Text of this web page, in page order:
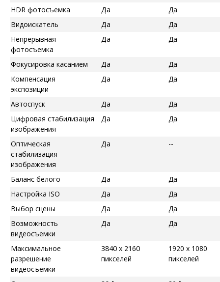
HDR фотосъемка Да
Да
Видоискатель
Да
Да
Непрерывная
фотосъемка
Да Да
Фокусировка касанием Да
Да
Компенсация
экспозиции
Да Да
Автоспуск Да
Да
Цифровая стабилизация
изображения
Да Да
Оптическая
стабилизация
изображения
Да --
Баланс белого Да
Да
Настройка ISO
Да
Да
Выбор сцены
Да
Да
Возможность
видеосъемки
Да Да
Максимальное
разрешение
видеосъемки
3840 x 2160
пикселей
1920 x 1080
пикселей